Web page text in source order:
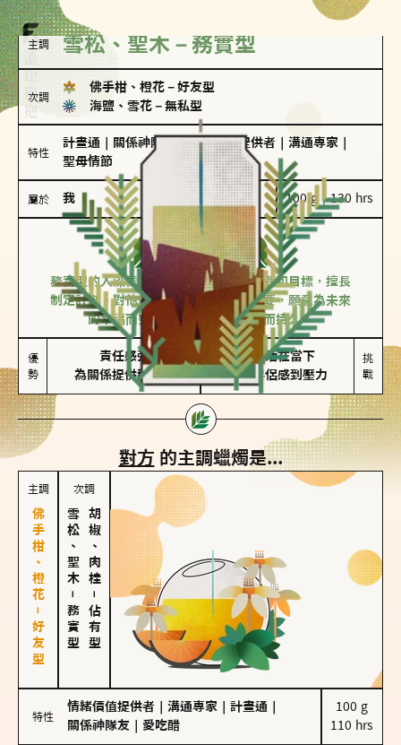
主調 雪松、聖木－務實型
次調
佛手柑、橙花 － 好友型
海鹽、雪花 － 無私型
特性
計畫通 關係神隊友 情緒價值提供者 溝通專家
聖母情節
屬於 我 100 g｜130 hrs
務實型
雪松、聖木
務實型的人深信愛情立基於共同的價值觀和目標，擅長
制定計劃。對他們來說，感情穩定最重要，願意為未來
的幸福而努力，讓愛情變得踏實而持久。
優
勢
責任感強
為關係提供穩定度
較難活在當下
易讓伴侶感到壓力
挑
戰
對方 的主調蠟燭是...
主調
佛手柑、橙花－好友型
次調
雪松、聖木
－
務實型
胡椒、肉桂
－
佔有型
特性
情緒價值提供者 溝通專家 計畫通
關係神隊友
愛吃醋
100 g
110 hrs